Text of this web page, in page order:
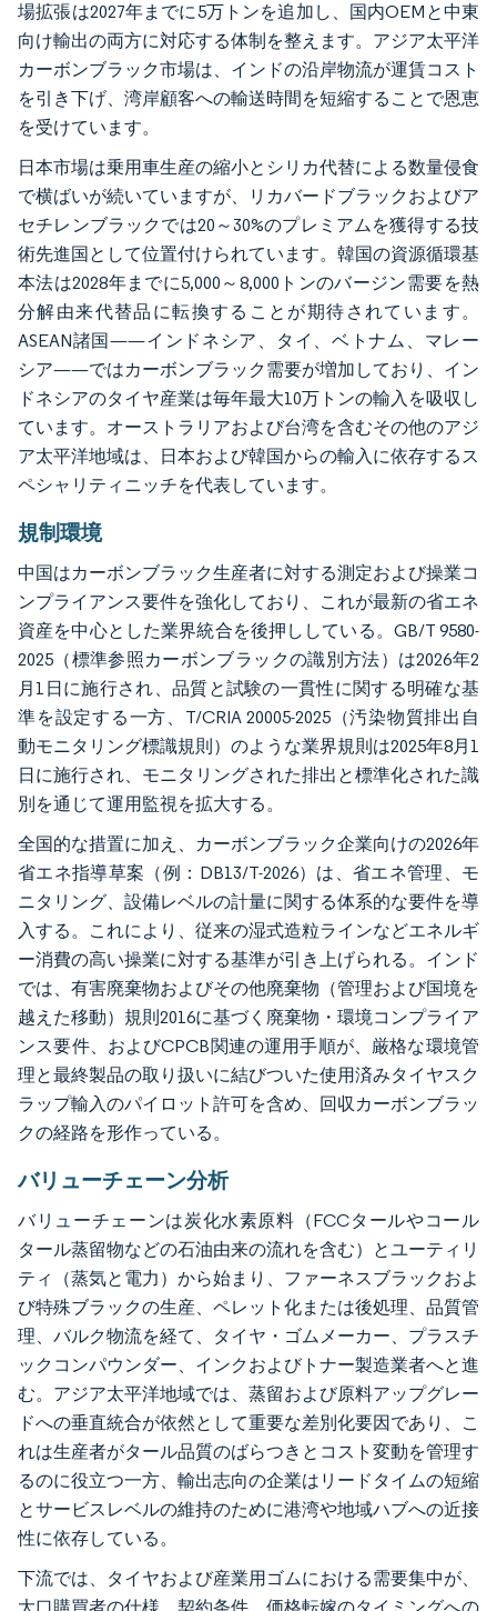
場拡張は2027年までに5万トンを追加し、国内OEMと中東
向け輸出の両方に対応する体制を整えます。アジア太平洋
カーボンブラック市場は、インドの沿岸物流が運賃コスト
を引き下げ、湾岸顧客への輸送時間を短縮することで恩恵
を受けています。
日本市場は乗用車生産の縮小とシリカ代替による数量侵食
で横ばいが続いていますが、リカバードブラックおよびア
セチレンブラックでは20～30%のプレミアムを獲得する技
術先進国として位置付けられています。韓国の資源循環基
本法は2028年までに5,000～8,000トンのバージン需要を熱
分解由来代替品に転換することが期待されています。
ASEAN諸国——インドネシア、タイ、ベトナム、マレー
シア——ではカーボンブラック需要が増加しており、イン
ドネシアのタイヤ産業は毎年最大10万トンの輸入を吸収し
ています。オーストラリアおよび台湾を含むその他のアジ
ア太平洋地域は、日本および韓国からの輸入に依存するス
ペシャリティニッチを代表しています。
規制環境
中国はカーボンブラック生産者に対する測定および操業コ
ンプライアンス要件を強化しており、これが最新の省エネ
資産を中心とした業界統合を後押ししている。GB/T 9580-
2025（標準参照カーボンブラックの識別方法）は2026年2
月1日に施行され、品質と試験の一貫性に関する明確な基
準を設定する一方、T/CRIA 20005-2025（汚染物質排出自
動モニタリング標識規則）のような業界規則は2025年8月1
日に施行され、モニタリングされた排出と標準化された識
別を通じて運用監視を拡大する。
全国的な措置に加え、カーボンブラック企業向けの2026年
省エネ指導草案（例：DB13/T-2026）は、省エネ管理、モ
ニタリング、設備レベルの計量に関する体系的な要件を導
入する。これにより、従来の湿式造粒ラインなどエネルギ
ー消費の高い操業に対する基準が引き上げられる。インド
では、有害廃棄物およびその他廃棄物（管理および国境を
越えた移動）規則2016に基づく廃棄物・環境コンプライア
ンス要件、およびCPCB関連の運用手順が、厳格な環境管
理と最終製品の取り扱いに結びついた使用済みタイヤスク
ラップ輸入のパイロット許可を含め、回収カーボンブラッ
クの経路を形作っている。
バリューチェーン分析
バリューチェーンは炭化水素原料（FCCタールやコール
タール蒸留物などの石油由来の流れを含む）とユーティリ
ティ（蒸気と電力）から始まり、ファーネスブラックおよ
び特殊ブラックの生産、ペレット化または後処理、品質管
理、バルク物流を経て、タイヤ・ゴムメーカー、プラスチ
ックコンパウンダー、インクおよびトナー製造業者へと進
む。アジア太平洋地域では、蒸留および原料アップグレー
ドへの垂直統合が依然として重要な差別化要因であり、こ
れは生産者がタール品質のばらつきとコスト変動を管理す
るのに役立つ一方、輸出志向の企業はリードタイムの短縮
とサービスレベルの維持のために港湾や地域ハブへの近接
性に依存している。
下流では、タイヤおよび産業用ゴムにおける需要集中が、